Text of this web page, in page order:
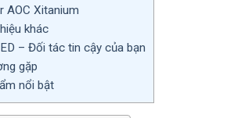
AOC Xitanium
khác
– Đối tác tin cậy của bạn
gặp
nổi bật